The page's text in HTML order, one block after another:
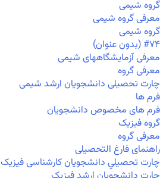
گروه شیمی
معرفی گروه شیمی
گروه شیمی
#۷۴ (بدون عنوان)
معرفی آزمایشگاههای شیمی
معرفی گروه
چارت تحصیلی دانشجویان ارشد شیمی
فرم ها
فرم های مخصوص دانشجویان
گروه فیزیک
معرفی گروه
راهنمای فارغ التحصیلی
چارت تحصيلي دانشجویان کارشناسی فیزیک